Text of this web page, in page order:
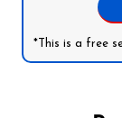
*This is a free